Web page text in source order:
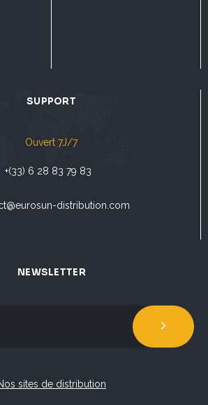
SUPPORT
Ouvert 7J/7
+(33) 6 28 83 79 83
distribution.com
NEWSLETTER
sites de distribution